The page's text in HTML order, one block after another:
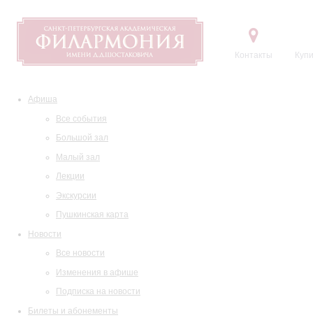
Контакты
Афиша
Все события
Большой зал
Малый зал
Лекции
Экскурсии
Пушкинская карта
Новости
Все новости
Изменения в афише
Подписка на новости
Билеты и абонементы